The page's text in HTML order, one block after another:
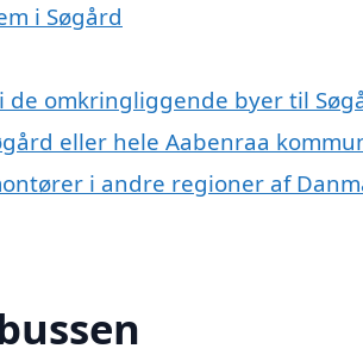
i Søgård
de omkringliggende byer til
eller hele Aabenraa
i andre regioner af